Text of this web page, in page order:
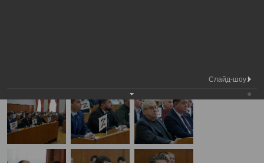
Слайд-шоу: